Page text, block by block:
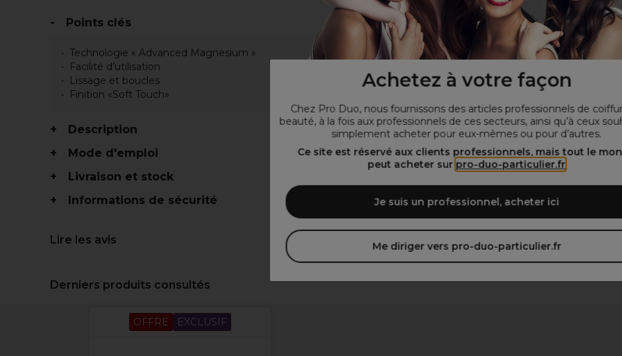
Achetez à votre façon
Chez Pro Duo, nous fournissons des articles professionnels de
beauté, à la fois aux professionnels de ces secteurs, ainsi qu’à ceux
simplement acheter pour eux-mêmes ou pour d’autres.
Ce site est réservé aux clients professionnels, mais tout le
peut acheter sur pro-duo-particulier.fr
Je suis un professionnel, acheter ici
Me diriger vers pro-duo-particulier.fr
Points clés
Technologie « Advanced Magnesium »
Facilité d’utilisation
Lissage et boucles
Finition «Soft Touch»
Description
Mode d'emploi
Livraison et stock
Informations de sécurité
Lire les avis
Derniers produits consultés
OFFRE EXCLUSIF